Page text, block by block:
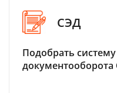
СЭД
Подобрать
документооборота